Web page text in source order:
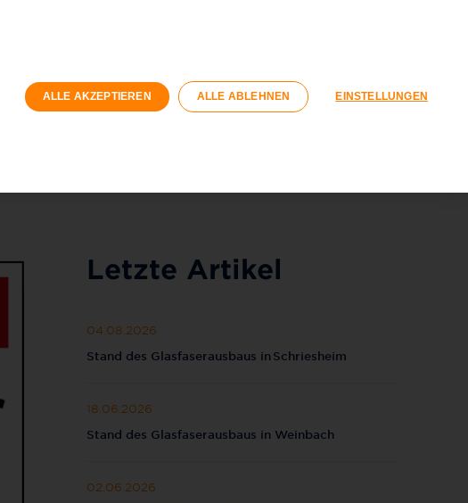
Registrieren
Letzte Artikel
04.08.2026
Stand des Glasfaserausbaus in Schriesheim
18.06.2026
Stand des Glasfaserausbaus in Weinbach
02.06.2026
ALLE AKZEPTIEREN ALLE ABLEHNEN EINSTELLUNGEN